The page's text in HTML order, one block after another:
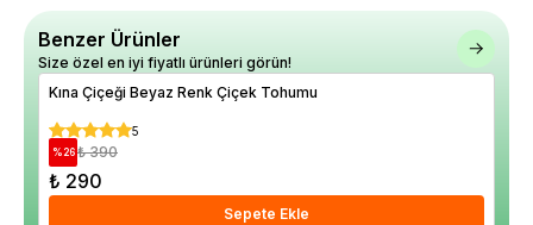
Benzer Ürünler
Size özel en iyi fiyatlı ürünleri görün!
Kına Çiçeği Beyaz Renk Çiçek Tohumu
5
%26 ₺ 390
₺ 290
Sepete Ekle